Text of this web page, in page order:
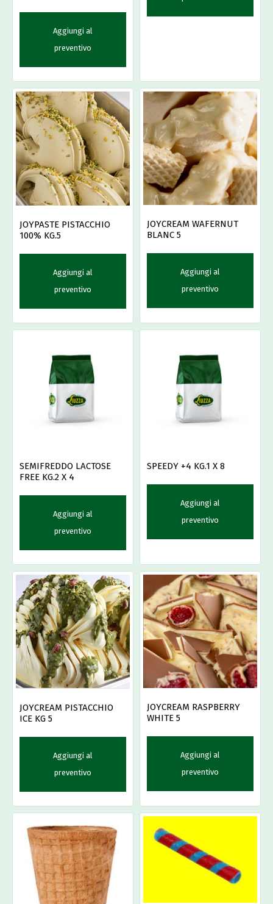
Aggiungi al
preventivo
JOYPASTE PISTACCHIO
100% KG.5
Aggiungi al
preventivo
JOYCREAM WAFERNUT
BLANC 5
Aggiungi al
preventivo
SEMIFREDDO LACTOSE
FREE KG.2 X 4
Aggiungi al
preventivo
SPEEDY +4 KG.1 X 8
Aggiungi al
preventivo
JOYCREAM PISTACCHIO
ICE KG 5
Aggiungi al
preventivo
JOYCREAM RASPBERRY
WHITE 5
Aggiungi al
preventivo